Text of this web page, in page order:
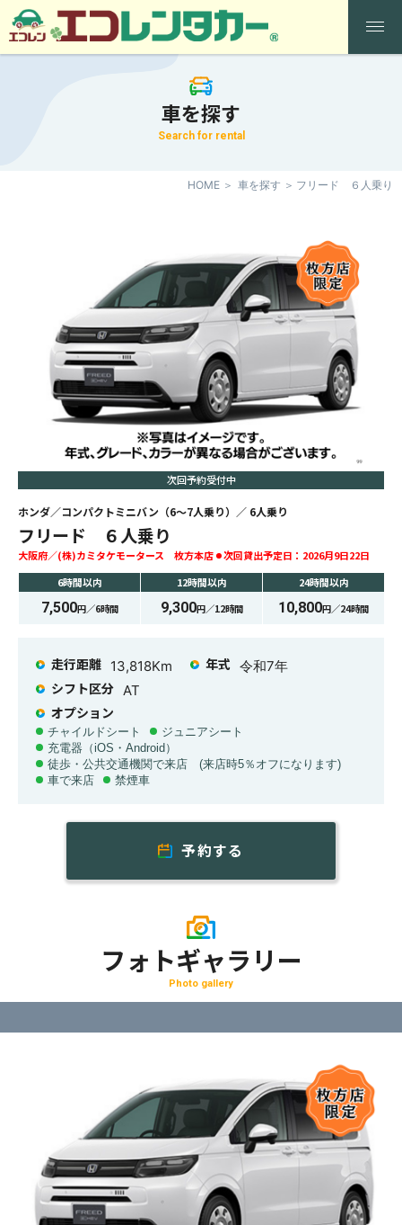
車を探す
Search for rental
HOME 車を探す フリード ６人乗り
次回予約受付中
ホンダ コンパクトミニバン（6〜7人乗り） 6人乗り
フリード ６人乗り
大阪府 (株)カミタケモータース 枚方本店 次回貸出予定日： 2026月9日22日
6時間以内
7,500円／6時間
12時間以内
9,300円／12時間
24時間以内
10,800円／24時間
走行距離 13,818Km 年式 令和7年
シフト区分 AT
オプション
チャイルドシート
ジュニアシート
充電器（iOS・Android）
徒歩・公共交通機関で来店 (来店時5％オフになります)
車で来店
禁煙車
予約する
フォトギャラリー
Photo gallery